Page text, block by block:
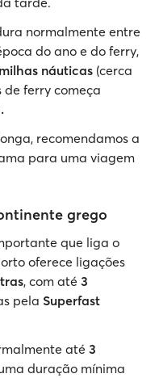
normalmente entre
do ano e do ferry,
náuticas (cerca
de ferry começa
recomendamos a
para uma viagem
grego
que liga o
oferece ligações
, com até 3
pela Superfast
até3
duração mínima